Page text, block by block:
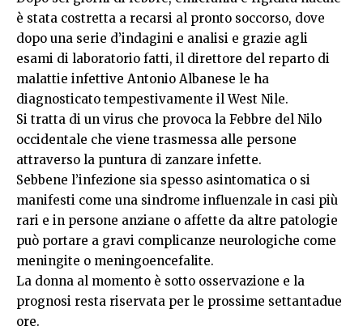
è stata costretta a recarsi al pronto soccorso, dove
dopo una serie d’indagini e analisi e grazie agli
esami di laboratorio fatti, il direttore del reparto di
malattie infettive Antonio Albanese le ha
diagnosticato tempestivamente il West Nile.
Si tratta di un virus che provoca la Febbre del Nilo
occidentale che viene trasmessa alle persone
attraverso la puntura di zanzare infette.
Sebbene l’infezione sia spesso asintomatica o si
manifesti come una sindrome influenzale in casi più
rari e in persone anziane o affette da altre patologie
può portare a gravi complicanze neurologiche come
meningite o meningoencefalite.
La donna al momento è sotto osservazione e la
prognosi resta riservata per le prossime settantadue
ore.